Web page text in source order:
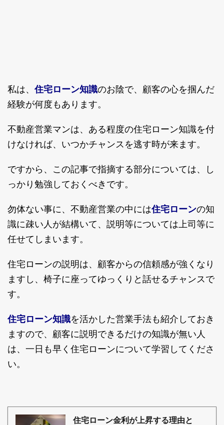
私は、住宅ローン知識のお陰で、顧客の心を掴んだ
経験が何度もあります。
不動産営業マンは、ある程度の住宅ローン知識を付
けなければ、いつかチャンスを逃す時が来ます。
ですから、この記事で指摘する部分については、し
っかり勉強しておくべきです。
勿体ない事に、不動産営業の中には住宅ローンの知
識に疎い人が結構いて、説明等については上司等に
任せてしまいます。
住宅ローンの説明は、顧客からの信頼感が強くなり
ますし、椅子に座ってゆっくりと話せるチャンスで
す。
住宅ローン知識を活かした営業手法も紹介しておき
ますので、顧客に説明できるだけの知識が無い人
は、一日も早く住宅ローンについて学習してくださ
い。
住宅ローン金利が上昇する理由と